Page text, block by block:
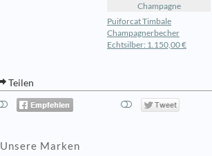
Champagne
Puiforcat Timbale
Champagnerbecher
Echtsilber: 1.150,00 €
Teilen
Unsere Marken